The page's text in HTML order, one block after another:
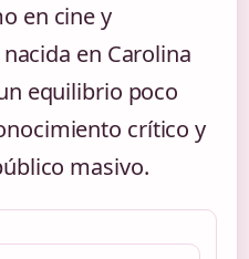
en cine y
en Carolina
equilibrio poco
crítico y
masivo.